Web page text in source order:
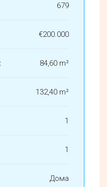
679
€200.000
84,60 m²
132,40 m²
1
1
Дома